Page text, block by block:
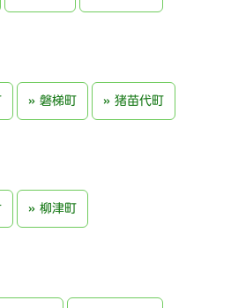
磐梯町 猪苗代町
柳津町